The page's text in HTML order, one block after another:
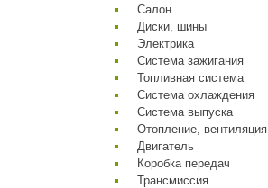
Салон
Диски, шины
Электрика
Система зажигания
Топливная система
Система охлаждения
Система выпуска
Отопление, вентиляция
Двигатель
Коробка передач
Трансмиссия